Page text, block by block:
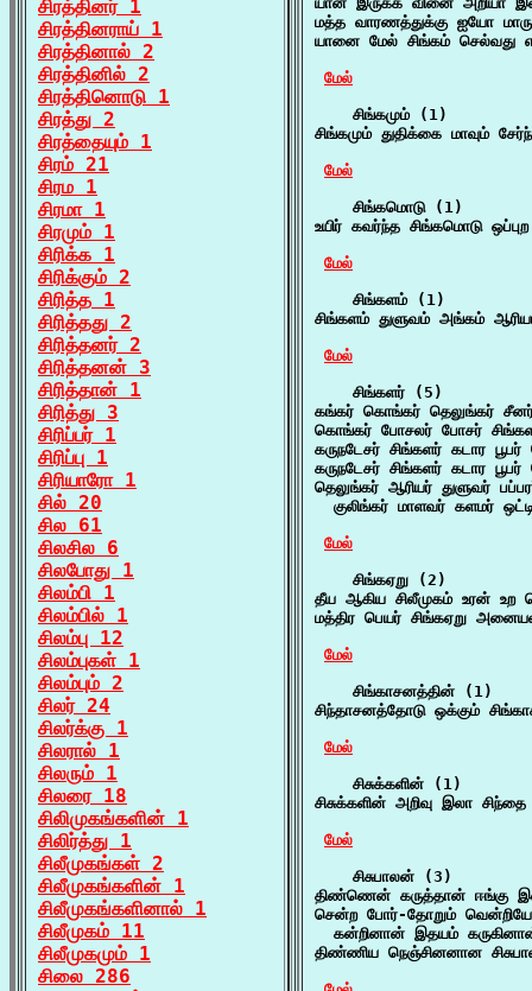
சிரத்தினர் 1
சிரத்தினராய் 1
சிரத்தினால் 2
சிரத்தினில் 2
சிரத்தினொடு 1
சிரத்து 2
சிரத்தையும் 1
சிரம் 21
சிரம 1
சிரமா 1
சிரமும் 1
சிரிக்க 1
சிரிக்கும் 2
சிரித்த 1
சிரித்தது 2
சிரித்தனர் 2
சிரித்தனன் 3
சிரித்தான் 1
சிரித்து 3
சிரிப்பர் 1
சிரிப்பு 1
சிரியாரோ 1
சில் 20
சில 61
சிலசில 6
சிலபோது 1
சிலம்பி 1
சிலம்பில் 1
சிலம்பு 12
சிலம்புகள் 1
சிலம்பும் 2
சிலர் 24
சிலர்க்கு 1
சிலரால் 1
சிலரும் 1
சிலரை 18
சிலிமுகங்களின் 1
சிலிர்த்து 1
சிலீமுகங்கள் 2
சிலீமுகங்களின் 1
சிலீமுகங்களினால் 1
சிலீமுகம் 11
சிலீமுகமும் 1
சிலை 286
மத்த வாரணத்துக்கு ஐயோ
யானை மேல் சிங்கம் செல்வது
மேல்
    சிங்கமும் (1)
சிங்கமும் துதிக்கை மாவும்
மேல்
    சிங்கமொடு (1)
உயிர் கவர்ந்த சிங்கமொடு
மேல்
    சிங்களம் (1)
சிங்களம் துளுவம் அங்கம்
மேல்
    சிங்களர் (5)
கங்கர் கொங்கர் தெலுங்கர்
கொங்கர் போசலர் போசர்
கருநடேசர் சிங்களர் கடார
கருநடேசர் சிங்களர் கடார
தெலுங்கர் ஆரியர் துளுவர்
குலிங்கர் மாளவர் களமர்
மேல்
    சிங்கஏறு (2)
தீய ஆகிய சிலீமுகம் உரன் உற
மத்திர பெயர் சிங்கஏறு
மேல்
    சிங்காசனத்தின் (1)
சிந்தாசனத்தோடு ஒக்கும்
மேல்
    சிசுக்களின் (1)
சிசுக்களின் அறிவு இலா
மேல்
    சிசுபாலன் (3)
திண்ணென் கருத்தான் ஈங்கு
சென்ற போர்-தோறும் வென்றியே
கன்றினான் இதயம்
திண்ணிய நெஞ்சினனான